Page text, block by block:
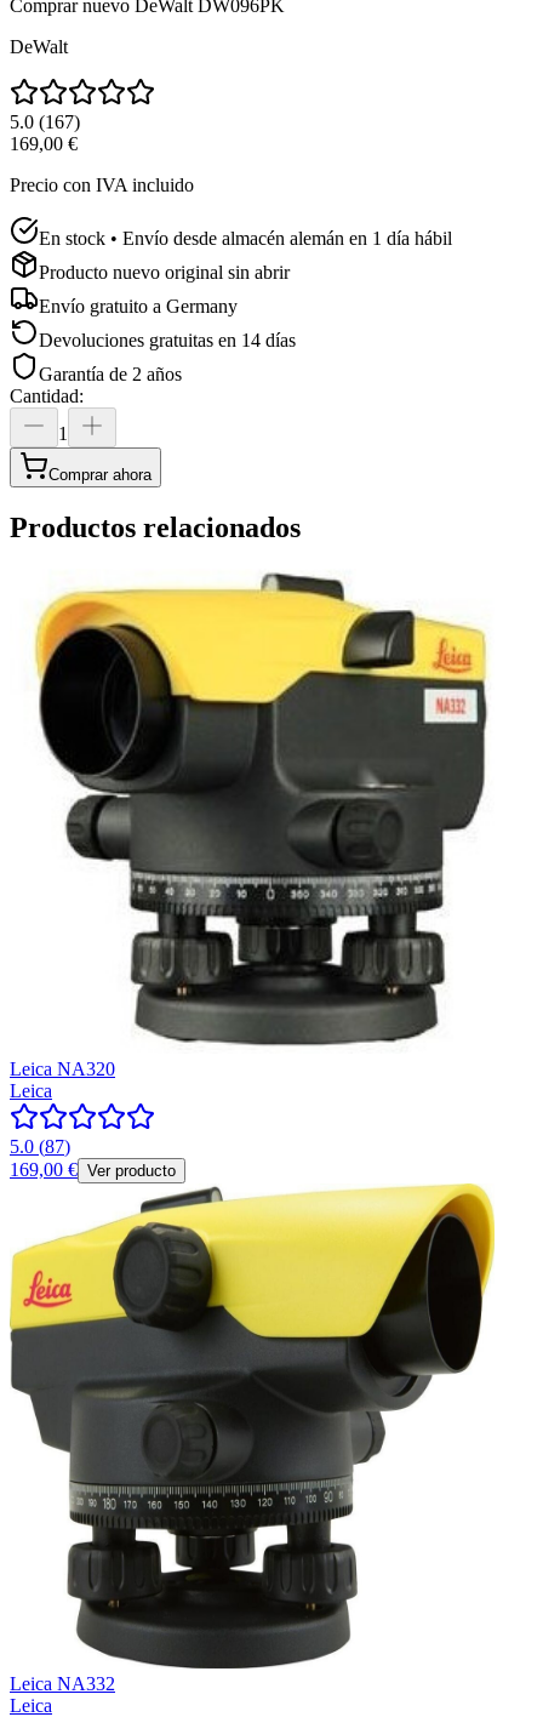
Comprar nuevo DeWalt DW096PK
DeWalt
5.0 (167)
169,00 €
Precio con IVA incluido
En stock • Envío desde almacén alemán en 1 día hábil
Producto nuevo original sin abrir
Envío gratuito a Germany
Devoluciones gratuitas en 14 días
Garantía de 2 años
Cantidad:
1
Comprar ahora
Productos relacionados
Leica NA320
Leica
5.0 (87)
169,00 € Ver producto
Leica NA332
Leica